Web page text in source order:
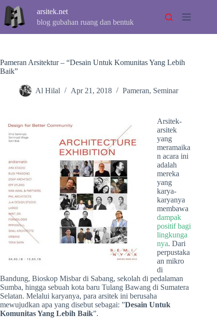
to
content
arsitek.net
blog gubahan ruang dan bentuk
Pameran Arsitektur – “Desain Untuk Komunitas Yang Lebih
Baik”
Al Hilal Apr 21, 2018 Pameran, Seminar
Arsitek-
arsitek
yang
meramaika
n acara ini
adalah
mereka
yang
karya-
karyanya
membawa
dampak
positif bagi
lingkunga
nya. Dari
perpustaka
an mikro
di
Bandung, Bioskop Misbar di Sabang, sekolah di pedalaman
Sumba, hingga sebuah kota baru Tulang Bawang di Sumatera
Selatan. Melalui karyanya, para arsitek ini berusaha
mewujudkan apa yang disebut sebagai: ”Desain Untuk
Komunitas Yang Lebih Baik”.